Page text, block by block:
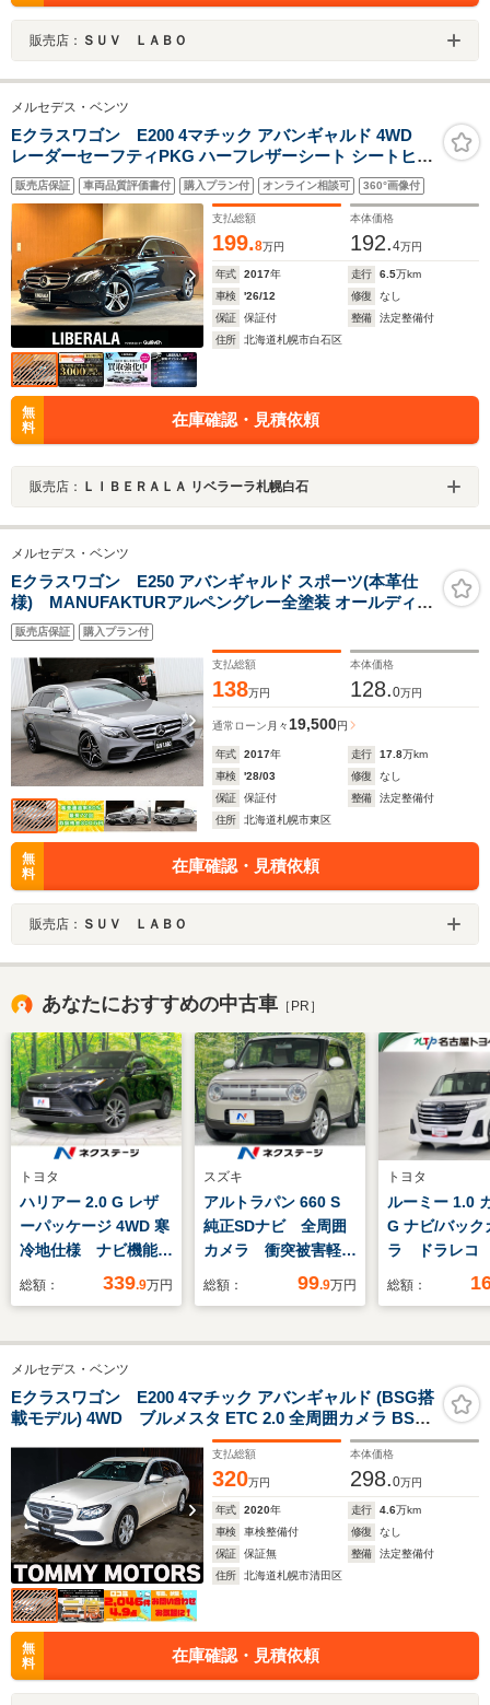
販売店： ＳＵＶ ＬＡＢＯ
メルセデス・ベンツ
Eクラスワゴン E200 4マチック アバンギャルド 4WD
レーダーセーフティPKG ハーフレザーシート シートヒー
ター LEDヘッドライト 純正HDDナビ フルセグTV 360°カ
メラ パークトロニック ACC PRE-SAFE ブラインドスポ
ットアシスト レーンキープアシスト
販売店保証 車両品質評価書付 購入プラン付 オンライン相談可 360°画像付
支払総額
199.8万円
本体価格
192.4万円
年式 2017年 走行 6.5万km
車検
'26/12 修復
なし
保証
保証付 整備
法定整備付
住所
北海道札幌市白石区
無
料
在庫確認・見積依頼
販売店： ＬＩＢＥＲＡＬＡ リベラーラ札幌白石
メルセデス・ベンツ
Eクラスワゴン E250 アバンギャルド スポーツ(本革仕
様) MANUFAKTURアルペングレー全塗装 オールディー
ラーメンテ車両 ユーザー買取車 ローダウン PWバックド
ア ブルメスターサウンド 全方位カメラ 前後ドラレコ
販売店保証 購入プラン付
支払総額
138万円
本体価格
128.0万円
通常ローン 月々 19,500円
年式 2017年 走行 17.8万km
車検
'28/03 修復
なし
保証
保証付 整備
法定整備付
住所
北海道札幌市東区
無
料
在庫確認・見積依頼
販売店： ＳＵＶ ＬＡＢＯ
あなたにおすすめの中古車 ［PR］
トヨタ
ハリアー 2.0 G レザ
ーパッケージ 4WD 寒
冷地仕様 ナビ機能付
純正ディスプレイオー
ション LEDヘッド
バックカメラ
Bluetooth接続
ETC ステアリングヒ
総額： 339.9万円
スズキ
アルトラパン 660 S
純正SDナビ 全周囲
カメラ 衝突被害軽減
システム シートヒー
HIDヘッド 純正14イ
警報 オートライト
Bluetooth CD
総額： 99.9万円
トヨタ
ルーミー 1.0
G ナビ/バック
ラ ドラレコ
動スライド
総額：
メルセデス・ベンツ
Eクラスワゴン E200 4マチック アバンギャルド (BSG搭
載モデル) 4WD ブルメスタ ETC 2.0 全周囲カメラ BSA
電動リヤゲート ドライブレコーダー Bluetooth パフュー
ムアトマイザー オットマン 電動シート シートヒーター
クルコン
支払総額
320万円
本体価格
298.0万円
年式 2020年 走行 4.6万km
車検
車検整備付 修復
なし
保証
保証無 整備
法定整備付
住所
北海道札幌市清田区
無
料
在庫確認・見積依頼